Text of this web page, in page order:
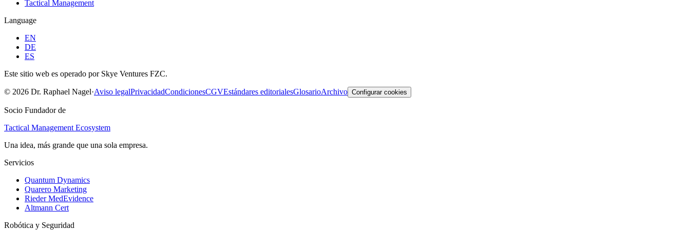
Tactical Management
Language
EN
DE
ES
Este sitio web es operado por Skye Ventures FZC.
© 2026 Dr. Raphael Nagel·Aviso legalPrivacidadCondicionesCGVEstándares editorialesGlosarioArchivo Configurar cookies
Socio Fundador de
Tactical Management Ecosystem
Una idea, más grande que una sola empresa.
Servicios
Quantum Dynamics
Quarero Marketing
Rieder MedEvidence
Altmann Cert
Robótica y Seguridad